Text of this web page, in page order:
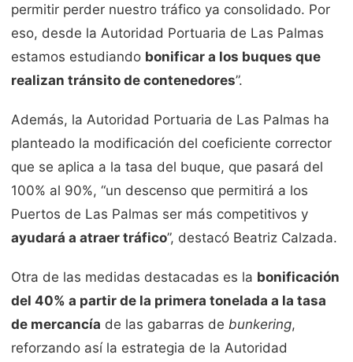
permitir perder nuestro tráfico ya consolidado. Por
eso, desde la Autoridad Portuaria de Las Palmas
estamos estudiando bonificar a los buques que
realizan tránsito de contenedores”.
Además, la Autoridad Portuaria de Las Palmas ha
planteado la modificación del coeficiente corrector
que se aplica a la tasa del buque, que pasará del
100% al 90%, “un descenso que permitirá a los
Puertos de Las Palmas ser más competitivos y
ayudará a atraer tráfico”, destacó Beatriz Calzada.
Otra de las medidas destacadas es la bonificación
del 40% a partir de la primera tonelada a la tasa
de mercancía de las gabarras de bunkering,
reforzando así la estrategia de la Autoridad